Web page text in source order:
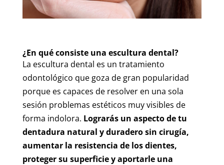
¿En qué consiste una escultura dental?
La escultura dental es un tratamiento
odontológico que goza de gran popularidad
porque es capaces de resolver en una sola
sesión problemas estéticos muy visibles de
forma indolora. Lograrás un aspecto de tu
dentadura natural y duradero sin cirugía,
aumentar la resistencia de los dientes,
proteger su superficie y aportarle una